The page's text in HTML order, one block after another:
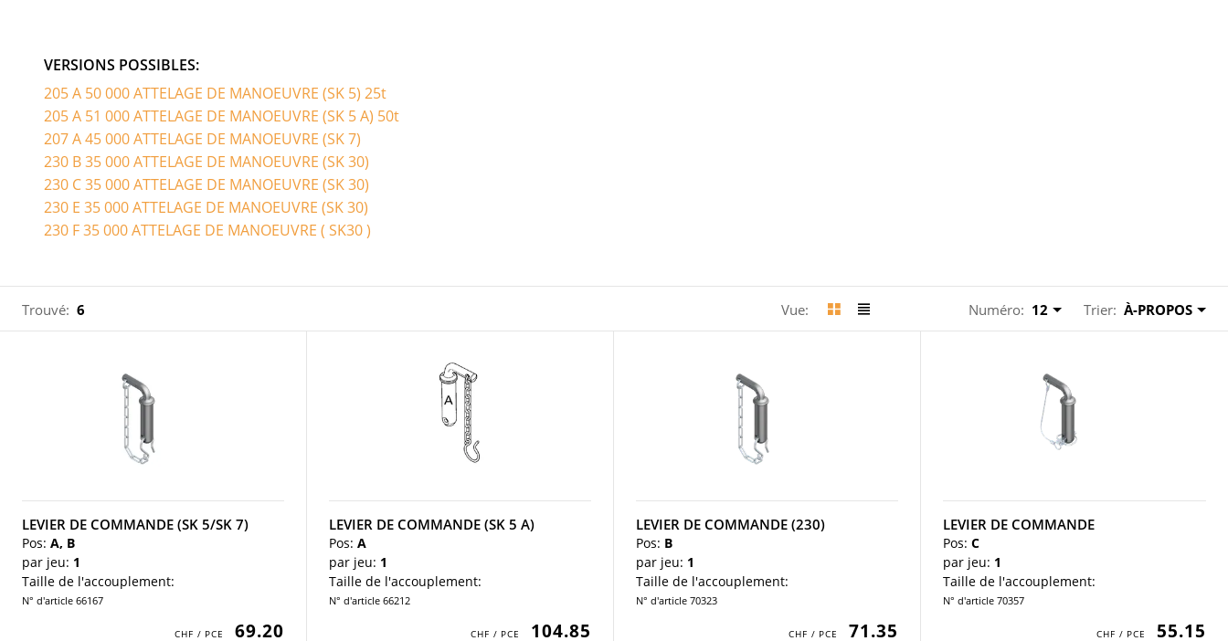
VERSIONS POSSIBLES:
205 A 50 000 ATTELAGE DE MANOEUVRE (SK 5) 25t
205 A 51 000 ATTELAGE DE MANOEUVRE (SK 5 A) 50t
207 A 45 000 ATTELAGE DE MANOEUVRE (SK 7)
230 B 35 000 ATTELAGE DE MANOEUVRE (SK 30)
230 C 35 000 ATTELAGE DE MANOEUVRE (SK 30)
230 E 35 000 ATTELAGE DE MANOEUVRE (SK 30)
230 F 35 000 ATTELAGE DE MANOEUVRE ( SK30 )
Trouvé: 6 Vue: Numéro: 12 Trier: À-PROPOS
LEVIER DE COMMANDE (SK 5/SK 7)
Pos: A, B
par jeu: 1
Taille de l'accouplement:
N° d'article 66167
69.20
LEVIER DE COMMANDE (SK 5 A)
Pos: A
par jeu: 1
Taille de l'accouplement:
N° d'article 66212
104.85
LEVIER DE COMMANDE (230)
Pos: B
par jeu: 1
Taille de l'accouplement:
N° d'article 70323
71.35
LEVIER DE COMMANDE
Pos: C
par jeu: 1
Taille de l'accouplement:
N° d'article 70357
55.15